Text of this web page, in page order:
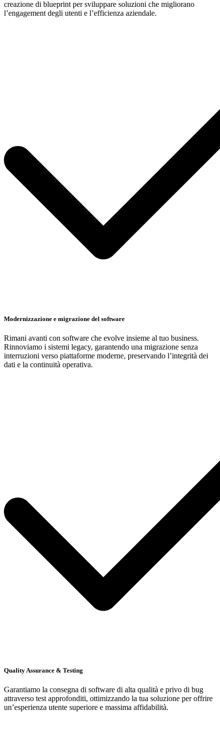
creazione di blueprint per sviluppare soluzioni che migliorano
l’engagement degli utenti e l’efficienza aziendale.
Modernizzazione e migrazione del software
Rimani avanti con software che evolve insieme al tuo business.
Rinnoviamo i sistemi legacy, garantendo una migrazione senza
interruzioni verso piattaforme moderne, preservando l’integrità dei
dati e la continuità operativa.
Quality Assurance & Testing
Garantiamo la consegna di software di alta qualità e privo di bug
attraverso test approfonditi, ottimizzando la tua soluzione per offrire
un’esperienza utente superiore e massima affidabilità.